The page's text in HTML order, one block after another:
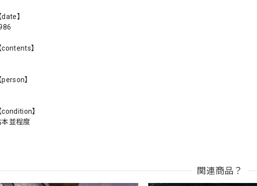
date】
contents】
person】
condition】
本並程度
関連商品？